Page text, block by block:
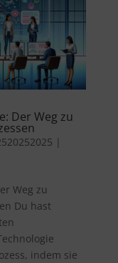
Der Weg zu
|
Weg zu
Du hast
indem sie